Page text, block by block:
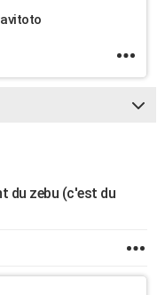
du zebu (c'est du